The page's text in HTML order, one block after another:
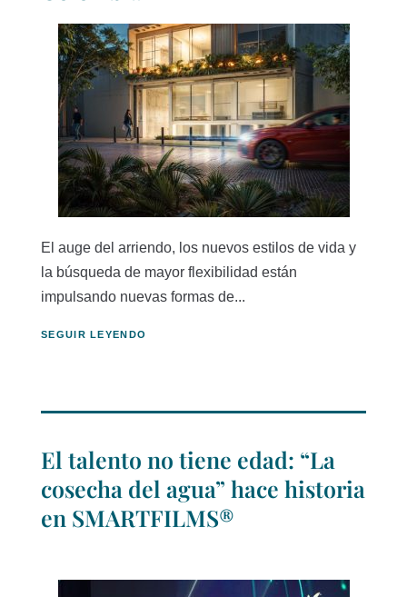
El auge del arriendo, los nuevos estilos de vida y
la búsqueda de mayor flexibilidad están
impulsando nuevas formas de...
SEGUIR LEYENDO
El talento no tiene edad: “La
cosecha del agua” hace historia
en SMARTFILMS®